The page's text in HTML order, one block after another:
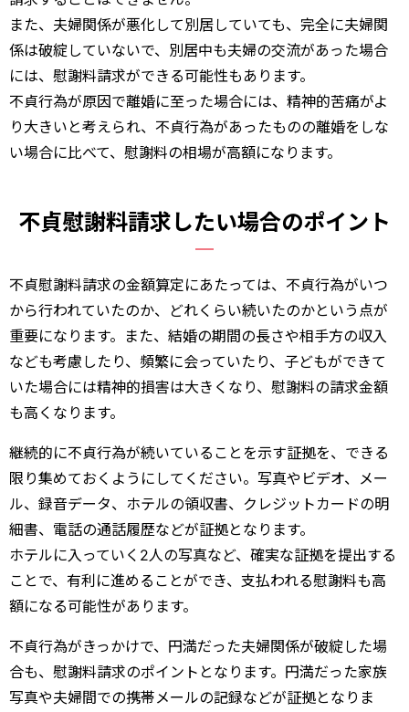
また、夫婦関係が悪化して別居していても、完全に夫婦関
係は破綻していないで、別居中も夫婦の交流があった場合
には、慰謝料請求ができる可能性もあります。
不貞行為が原因で離婚に至った場合には、精神的苦痛がよ
り大きいと考えられ、不貞行為があったものの離婚をしな
い場合に比べて、慰謝料の相場が高額になります。
不貞慰謝料請求したい場合のポイント
不貞慰謝料請求の金額算定にあたっては、不貞行為がいつ
から行われていたのか、どれくらい続いたのかという点が
重要になります。また、結婚の期間の長さや相手方の収入
なども考慮したり、頻繁に会っていたり、子どもができて
いた場合には精神的損害は大きくなり、慰謝料の請求金額
も高くなります。
継続的に不貞行為が続いていることを示す証拠を、できる
限り集めておくようにしてください。写真やビデオ、メー
ル、録音データ、ホテルの領収書、クレジットカードの明
細書、電話の通話履歴などが証拠となります。
ホテルに入っていく2人の写真など、確実な証拠を提出する
ことで、有利に進めることができ、支払われる慰謝料も高
額になる可能性があります。
不貞行為がきっかけで、円満だった夫婦関係が破綻した場
合も、慰謝料請求のポイントとなります。円満だった家族
写真や夫婦間での携帯メールの記録などが証拠となりま